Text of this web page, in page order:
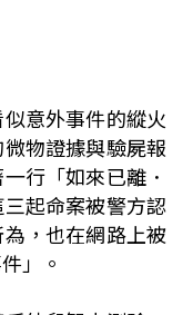
意外事件的縱火
物證據與驗屍報
行「如來已離．
起命案被警方認
，也在網路上被
」。